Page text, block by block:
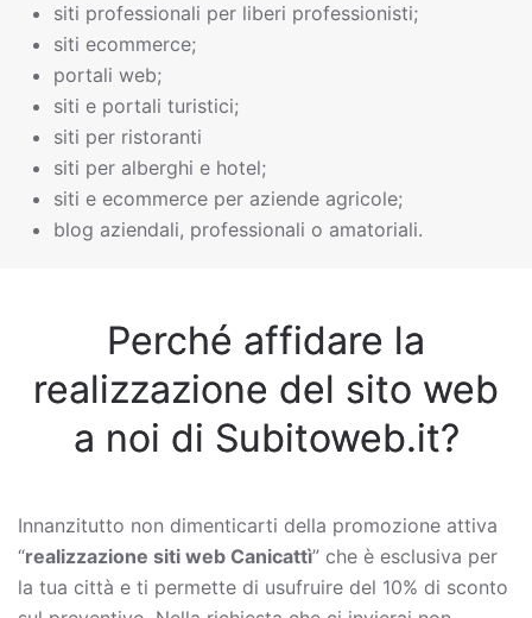
siti professionali per liberi professionisti;
siti ecommerce;
portali web;
siti e portali turistici;
siti per ristoranti
siti per alberghi e hotel;
siti e ecommerce per aziende agricole;
blog aziendali, professionali o amatoriali.
Perché affidare la
realizzazione del sito web
a noi di Subitoweb.it?
Innanzitutto non dimenticarti della promozione attiva
“realizzazione siti web Canicattì” che è esclusiva per
la tua città e ti permette di usufruire del 10% di sconto